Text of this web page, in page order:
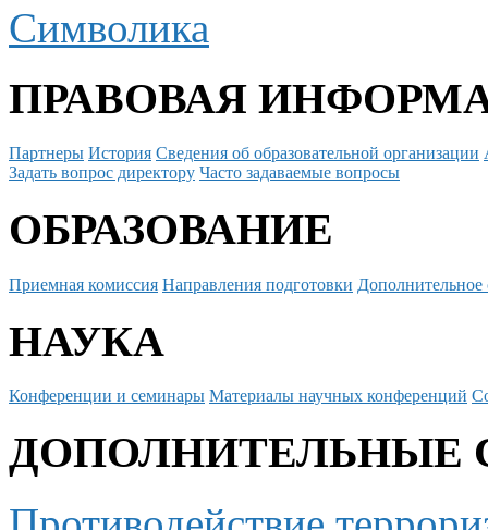
Символика
ПРАВОВАЯ
Партнеры История Сведения об образовательной организации
Задать вопрос директору Часто задаваемые вопросы
ОБРАЗОВАНИЕ
Приемная комиссия Направления подготовки Дополнительное
НАУКА
Конференции и семинары Материалы научных конференций
ДОПОЛНИТЕЛЬНЫЕ